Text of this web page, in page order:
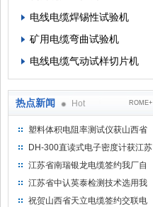
电线电缆焊锡性试验机
矿用电缆弯曲试验机
电线电缆气动试样切片机
热点新闻 Hot ROME+
塑料体积电阻率测试仪获山西省
水利机械厂选用
DH-300直读式电子密度计获江苏
省苏州市安信塑业选用
江苏省南瑞银龙电缆签约我厂自
然换气老化箱等电缆检测设备
江苏省中认英泰检测技术选用我
厂自然换气老化试验箱
祝贺山西省天立电缆签约交联电